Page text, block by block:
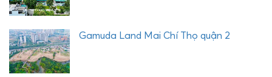
Gamuda Land Mai Chí Thọ quận 2